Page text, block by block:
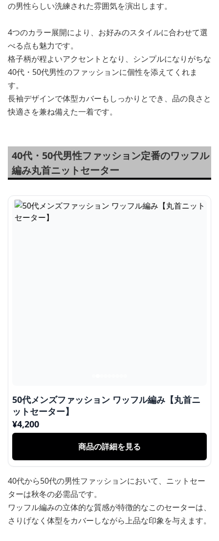
の男性らしい洗練された雰囲気を演出します。
4つのカラー展開により、お好みのスタイルに合わせて選
べる点も魅力です。
格子柄が程よいアクセントとなり、シンプルになりがちな
40代・50代男性のファッションに個性を添えてくれま
す。
長袖デザインで体型カバーもしっかりとでき、品の良さと
快適さを兼ね備えた一着です。
40代・50代男性ファッション定番のワッフル
編み丸首ニットセーター
50代メンズファッション ワッフル編み【丸首ニ
ットセーター】
¥4,200
商品の詳細を見る
40代から50代の男性ファッションにおいて、ニットセー
ターは秋冬の必需品です。
ワッフル編みの立体的な質感が特徴的なこのセーターは、
さりげなく体型をカバーしながら上品な印象を与えます。